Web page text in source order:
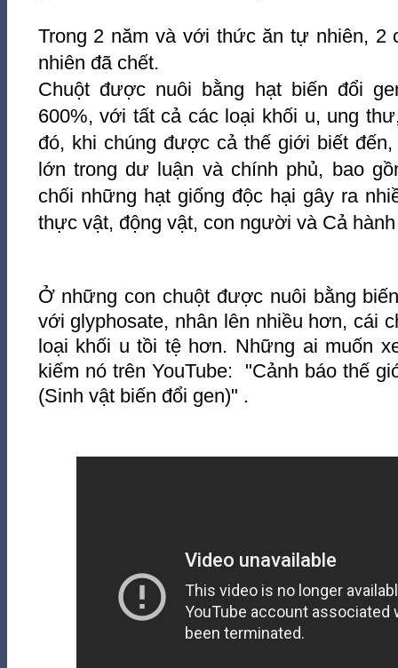
Trong 2 năm và với thức ăn tự nhiên, 2
nhiên đã chết.
Chuột được nuôi bằng hạt biến đổi
600%, với tất cả các loại khối u, ung
đó, khi chúng được cả thế giới biết
lớn trong dư luận và chính phủ, bao
chối những hạt giống độc hại gây ra
thực vật, động vật, con người và Cả
Ở những con chuột được nuôi bằng
với glyphosate, nhân lên nhiều hơn, cái
loại khối u tồi tệ hơn. Những ai muốn
kiếm nó trên YouTube:  "Cảnh báo thế
(Sinh vật biến đổi gen)" .